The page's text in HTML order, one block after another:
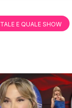
TALE E QUALE SHOW